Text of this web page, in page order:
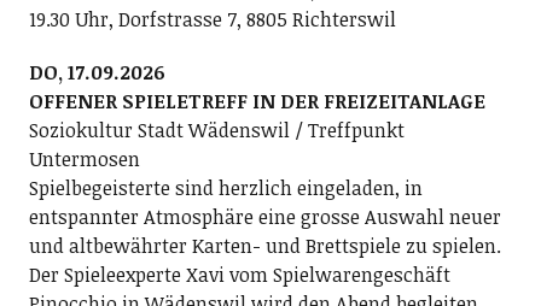
19.30 Uhr, Dorfstrasse 7, 8805 Richterswil
DO, 17.09.2026
OFFENER SPIELETREFF IN DER FREIZEITANLAGE
Soziokultur Stadt Wädenswil / Treffpunkt
Untermosen
Spielbegeisterte sind herzlich eingeladen, in
entspannter Atmosphäre eine grosse Auswahl neuer
und altbewährter Karten- und Brettspiele zu spielen.
Der Spieleexperte Xavi vom Spielwarengeschäft